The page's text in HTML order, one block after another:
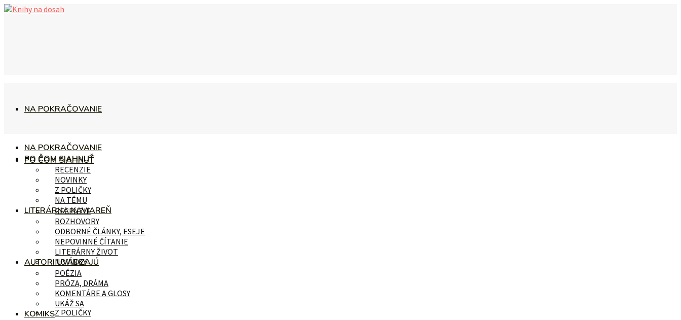
NA POKRAČOVANIE
PO ČOM SIAHNUŤ
RECENZIE
NOVINKY
Z POLIČKY
NA POKRAČOVANIE
PO ČOM SIAHNUŤ
RECENZIE
NOVINKY
Z POLIČKY
NA TÉMU
LITERÁRNA KAVIAREŇ
ROZHOVORY
ODBORNÉ ČLÁNKY, ESEJE
NEPOVINNÉ ČÍTANIE
LITERÁRNY ŽIVOT
AUTORI UVÁDZAJÚ
POÉZIA
PRÓZA, DRÁMA
KOMENTÁRE A GLOSY
UKÁŽ SA
KOMIKS